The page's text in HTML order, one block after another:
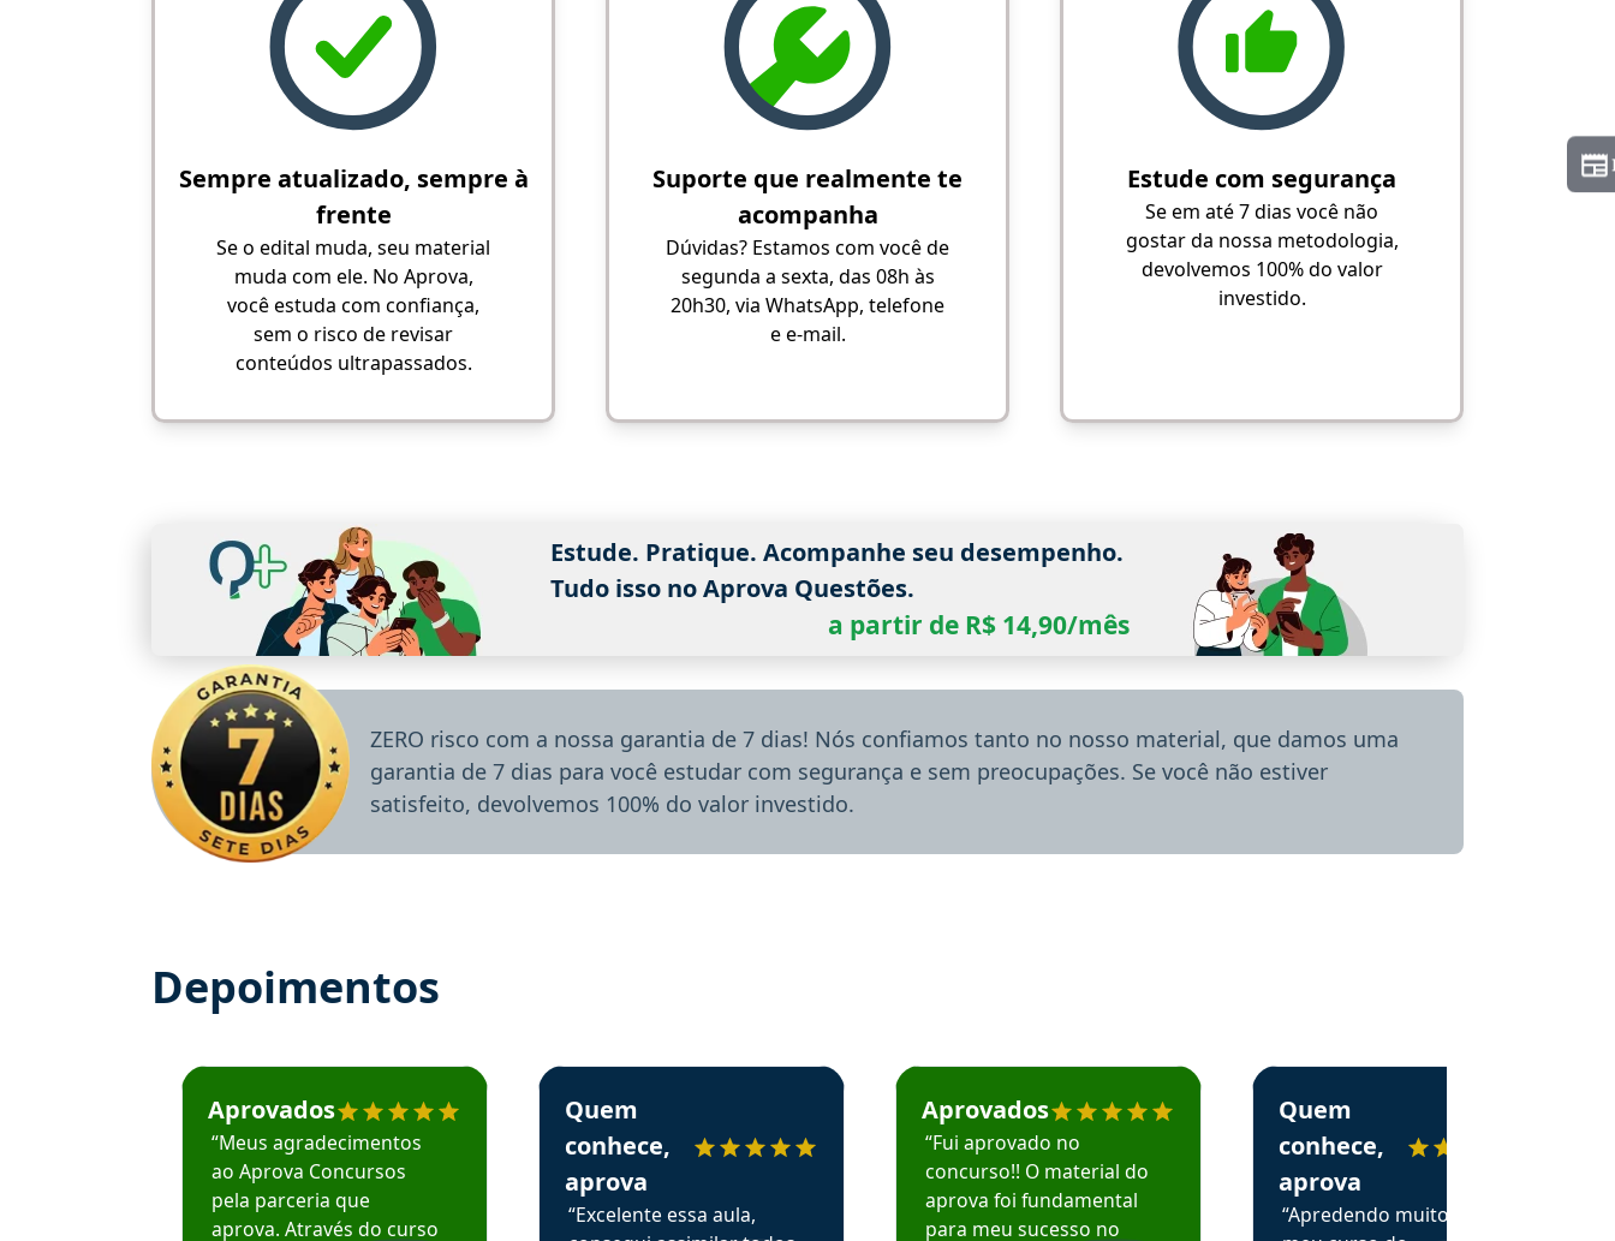
Sempre atualizado, sempre à
frente
Se o edital muda, seu material
muda com ele. No Aprova,
você estuda com confiança,
sem o risco de revisar
conteúdos ultrapassados.
Suporte que realmente te
acompanha
Dúvidas? Estamos com você de
segunda a sexta, das 08h às
20h30, via WhatsApp, telefone
e e-mail.
Estude com segurança
Se em até 7 dias você não
gostar da nossa metodologia,
devolvemos 100% do valor
investido.
Estude. Pratique. Acompanhe seu desempenho.
Tudo isso no Aprova Questões.
a partir de R$ 14,90/mês
ZERO risco com a nossa garantia de 7 dias! Nós confiamos tanto no nosso material, que damos uma
garantia de 7 dias para você estudar com segurança e sem preocupações. Se você não estiver
satisfeito, devolvemos 100% do valor investido.
Depoimentos
Estudante José recomenda o Aprova Concursos em depoimento
Aprovados
“Meus agradecimentos
ao Aprova Concursos
pela parceria que
aprova. Através do curso
Estudante Sergio recomenda o Aprova Concursos em depoimento
Quem
conhece,
aprova
“Excelente essa aula,
Estudante Mário recomenda o Aprova Concursos em depoimento
Aprovados
“Fui aprovado no
concurso!! O material do
aprova foi fundamental
para meu sucesso no
Estudante Alessandra recomenda o Aprova
Quem
conhece,
aprova
“Apredendo muito no